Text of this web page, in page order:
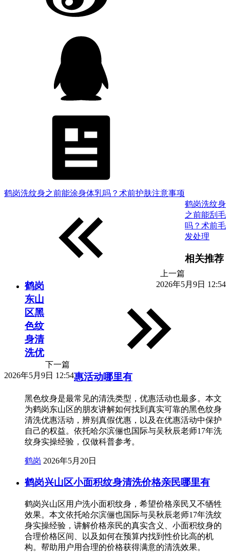
鹤岗洗纹身之前能涂身体乳吗？术前护肤注意事项
上一篇
2026年5月9日 12:54
鹤岗洗纹身
之前能刮毛
吗？术前毛
发处理
下一篇
2026年5月9日 12:54
相关推荐
鹤岗
东山
区黑
色纹
身清
洗优
惠活动哪里有
黑色纹身是最常见的清洗类型，优惠活动也最多。本文
为鹤岗东山区的朋友讲解如何找到真实可靠的黑色纹身
清洗优惠活动，辨别真假优惠，以及在优惠活动中保护
自己的权益。依托哈尔滨俪也国际与吴秋辰老师17年洗
纹身实操经验，仅做科普参考。
鹤岗 2026年5月20日
鹤岗兴山区小面积纹身清洗价格亲民哪里有
鹤岗兴山区用户洗小面积纹身，希望价格亲民又不牺牲
效果。本文依托哈尔滨俪也国际与吴秋辰老师17年洗纹
身实操经验，讲解价格亲民的真实含义、小面积纹身的
合理价格区间、以及如何在预算内找到性价比高的机
构。帮助用户用合理的价格获得满意的清洗效果。